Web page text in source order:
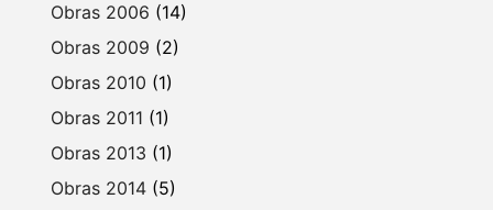
Obras 2006 (14)
Obras 2009 (2)
Obras 2010 (1)
Obras 2011 (1)
Obras 2013 (1)
Obras 2014 (5)